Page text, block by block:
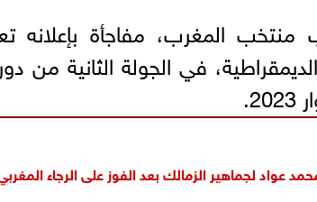
منتخب المغرب، مفاجأة بإعلانه
الديمقراطية، في الجولة الثانية
عواد لجماهير الزمالك بعد الفوز على الرجاء